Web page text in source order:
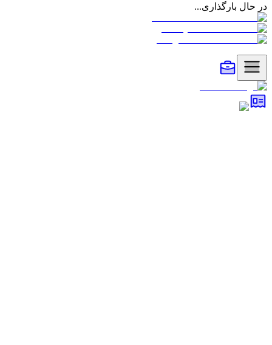
در حال بارگذاری...